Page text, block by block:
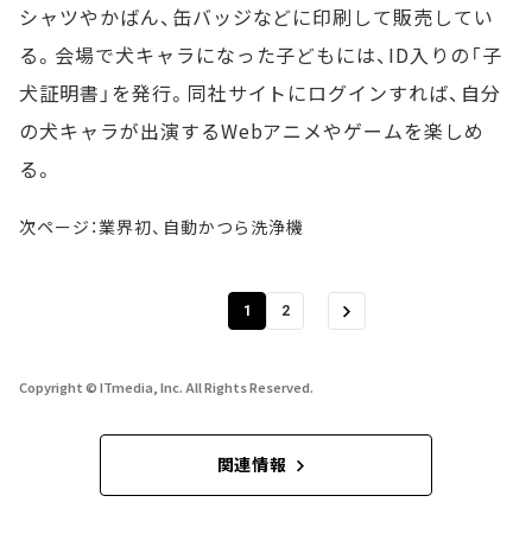
シャツやかばん、缶バッジなどに印刷して販売してい
る。会場で犬キャラになった子どもには、ID入りの「子
犬証明書」を発行。同社サイトにログインすれば、自分
の犬キャラが出演するWebアニメやゲームを楽しめ
る。
次ページ：業界初、自動かつら洗浄機
1 2
Copyright © ITmedia, Inc. All Rights Reserved.
関連情報